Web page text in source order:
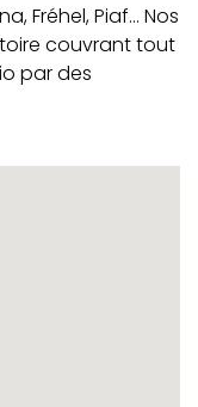
Fréhel, Piaf… Nos
couvrant tout
par des